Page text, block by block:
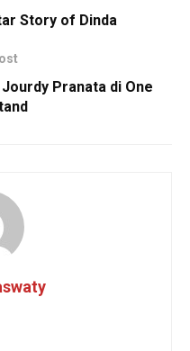
Story of Dinda
Pranata di One